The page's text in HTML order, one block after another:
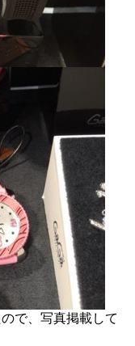
で、写真掲載して